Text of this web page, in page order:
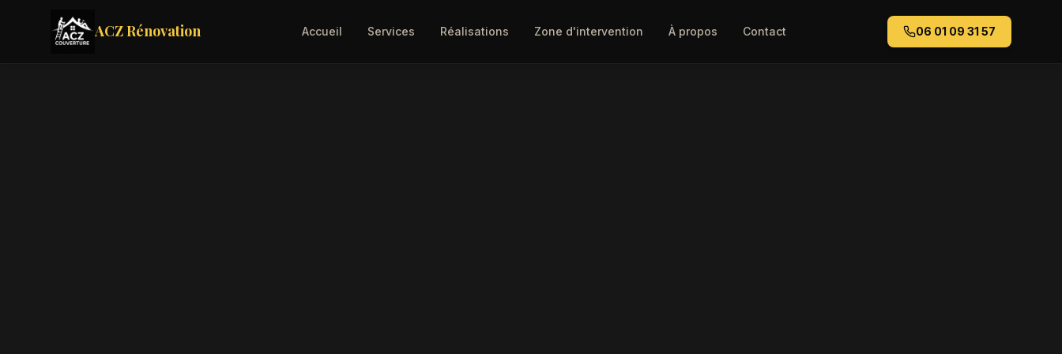
ACZ Rénovation Accueil Services Réalisations Zone d'intervention À propos Contact 06 01 09 31 57